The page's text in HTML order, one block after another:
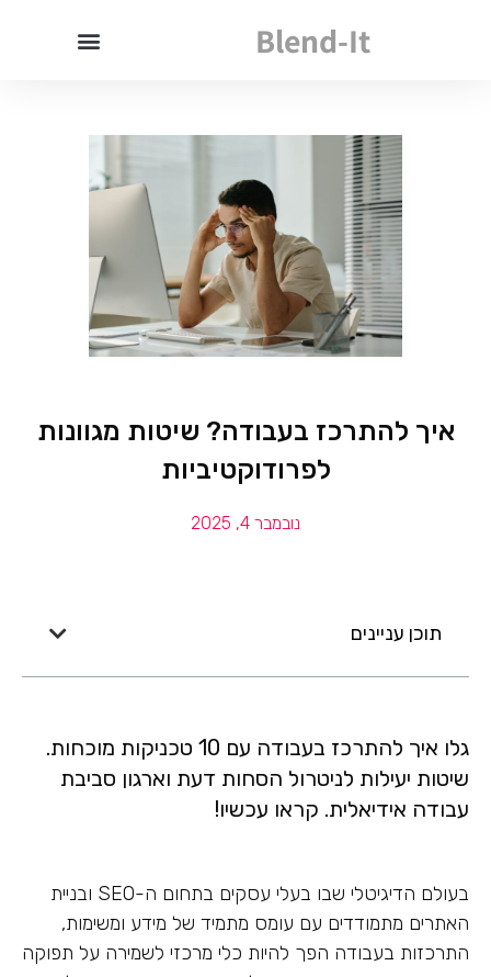
Blend-It
איך להתרכז בעבודה? שיטות מגוונות
לפרודוקטיביות
נובמבר 4, 2025
תוכן עניינים
גלו איך להתרכז בעבודה עם 10 טכניקות מוכחות.
שיטות יעילות לניטרול הסחות דעת וארגון סביבת
עבודה אידיאלית. קראו עכשיו!
בעולם הדיגיטלי שבו בעלי עסקים בתחום ה-SEO ובניית
האתרים מתמודדים עם עומס מתמיד של מידע ומשימות,
התרכזות בעבודה הפך להיות כלי מרכזי לשמירה על תפוקה